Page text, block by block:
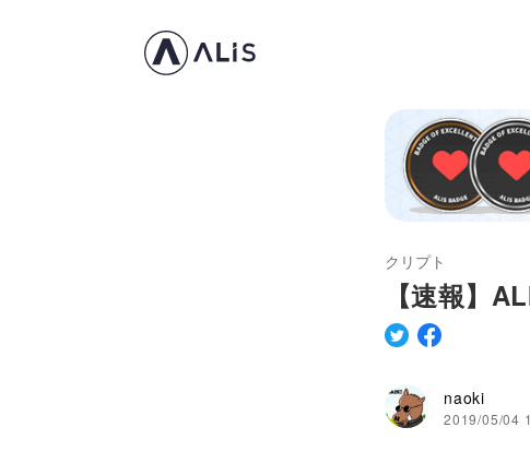
クリプト
【速報】
naoki
2019/05/04